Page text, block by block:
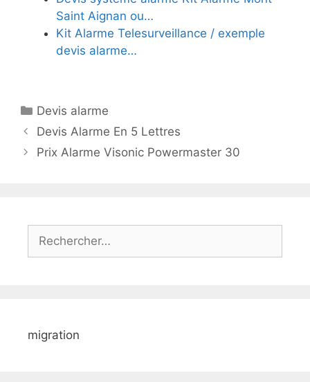
Saint Aignan ou…
Kit Alarme Telesurveillance / exemple
devis alarme…
Catégories
Devis alarme
Devis Alarme En 5 Lettres
Prix Alarme Visonic Powermaster 30
Rechercher :
migration